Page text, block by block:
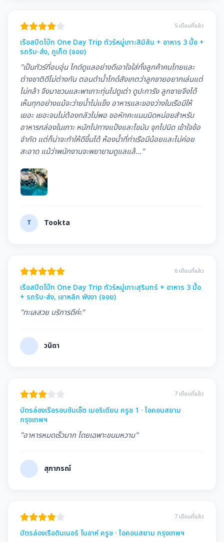
5 เดือนที่แล้ว
เรือสปีดโบ๊ท One Day Trip ทัวร์หมู่เกาะสิมิลัน + อาหาร 3 มื้อ +
รถรับ-ส่ง, ภูเก็ต (จอย)
"เป็นทัวร์ที่อบอุ่น ไกด์ดูแลอย่างดีเอาใจใส่ทั้งลูกค้าคนไทยและ
ต่างชาติดีไม่ต่างกัน ตอนดำนํ้าไกด๋สังเกตว่าลูกชายอยากเล่นแต่
ไม่กล้า จึงมาชวนและพาเกาะทุ่นไปดูเต่า ดูปะการัง ลูกชายจึงได้
เห็นทุกอย่างแม้จะว่ายนํ้าไม่แข็ง อาหารและของว่างในเรือมีให้
เยอะ เยอะจนไม่ต้องกลัวไม่พอ ขอหักคะแนนนิดหน่อยสำหรับ
อาหารกล่องในเกาะ หนักไปทางแป้งและไขมัน จุกไปนิด เข้าใจข้อ
จำกัด แต่ก็น่าจะทำให้ดีขึ้นได้ ห้องนํ้าที่ท่าเรือมีน้อยและไม่ค่อย
สะอาด แม้ว่าพนักงานจะพยายามดูแลแล้..."
T Tookta
6 เดือนที่แล้ว
เรือสปีดโบ๊ท One Day Trip ทัวร์หมู่เกาะสุรินทร์ + อาหาร 3 มื้อ
+ รถรับ-ส่ง, เขาหลัก พังงา (จอย)
"ทะเลสวย บริการดีค่ะ"
วนิดา
7 เดือนที่แล้ว
บัตรล่องเรือรอบซันเซ็ต เมอริเดียน ครูซ 1 · ไอคอนสยาม
กรุงเทพฯ
"อาหารหมดเร็วมาก โดยเฉพาะขนมหวาน"
สุภาภรณ์
7 เดือนที่แล้ว
บัตรล่องเรือดินเนอร์ โนอาห์ ครูซ · ไอคอนสยาม กรุงเทพฯ